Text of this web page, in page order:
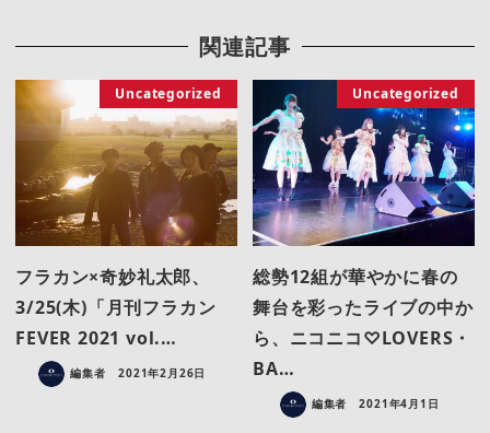
関連記事
Uncategorized
フラカン×奇妙礼太郎、
3/25(木)「月刊フラカン
FEVER 2021 vol.…
編集者 2021年2月26日
Uncategorized
総勢12組が華やかに春の
舞台を彩ったライブの中か
ら、ニコニコ♡LOVERS・
BA…
編集者 2021年4月1日